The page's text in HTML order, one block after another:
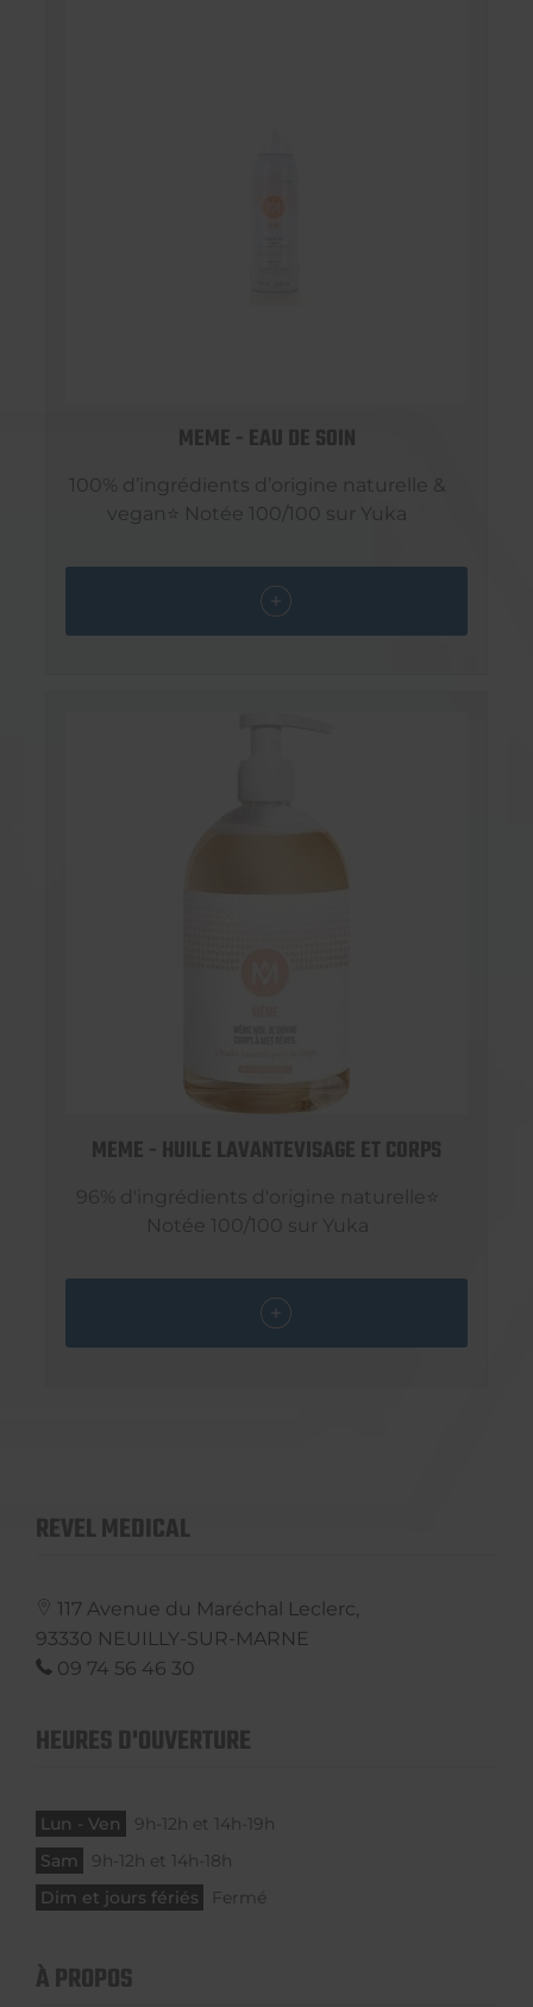
MEME - EAU DE SOIN
100% d’ingrédients d’origine naturelle &
vegan⭐ Notée 100/100 sur Yuka
MEME - HUILE LAVANTEVISAGE ET CORPS
96% d'ingrédients d'origine naturelle⭐
Notée 100/100 sur Yuka
REVEL MEDICAL
117 Avenue du Maréchal Leclerc,
93330 NEUILLY-SUR-MARNE
09 74 56 46 30
HEURES D'OUVERTURE
Lun - Ven
9h-12h et 14h-19h
Sam
9h-12h et 14h-18h
Dim et jours fériés
Fermé
À PROPOS